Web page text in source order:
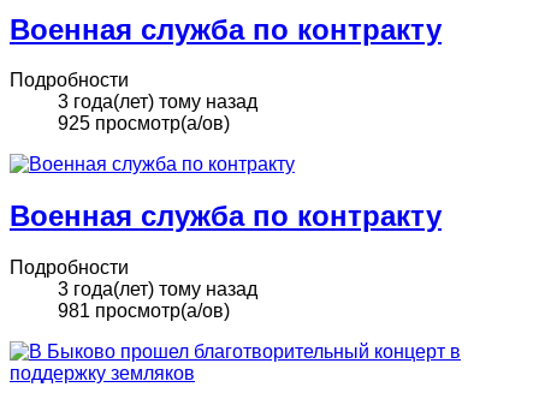
Военная служба по контракту
Подробности
3 года(лет) тому назад
925 просмотр(а/ов)
Военная служба по контракту
Подробности
3 года(лет) тому назад
981 просмотр(а/ов)